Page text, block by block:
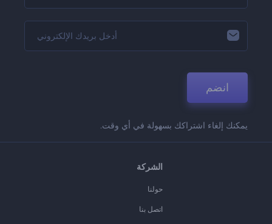
انضم
يمكنك إلغاء اشتراكك بسهولة في أي وقت.
الشركة
حولنا
اتصل بنا